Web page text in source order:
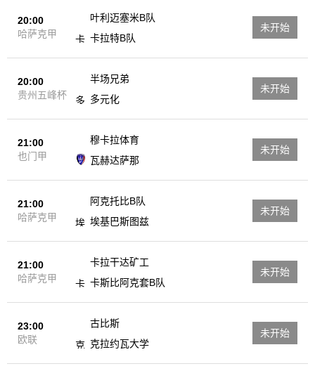
20:00
哈萨克甲
叶利迈塞米B队
卡拉特B队
未开始
20:00
贵州五峰杯
半场兄弟
多元化
未开始
21:00
也门甲
穆卡拉体育
瓦赫达萨那
未开始
21:00
哈萨克甲
阿克托比B队
埃基巴斯图兹
未开始
21:00
哈萨克甲
卡拉干达矿工
卡斯比阿克套B队
未开始
23:00
欧联
古比斯
克拉约瓦大学
未开始